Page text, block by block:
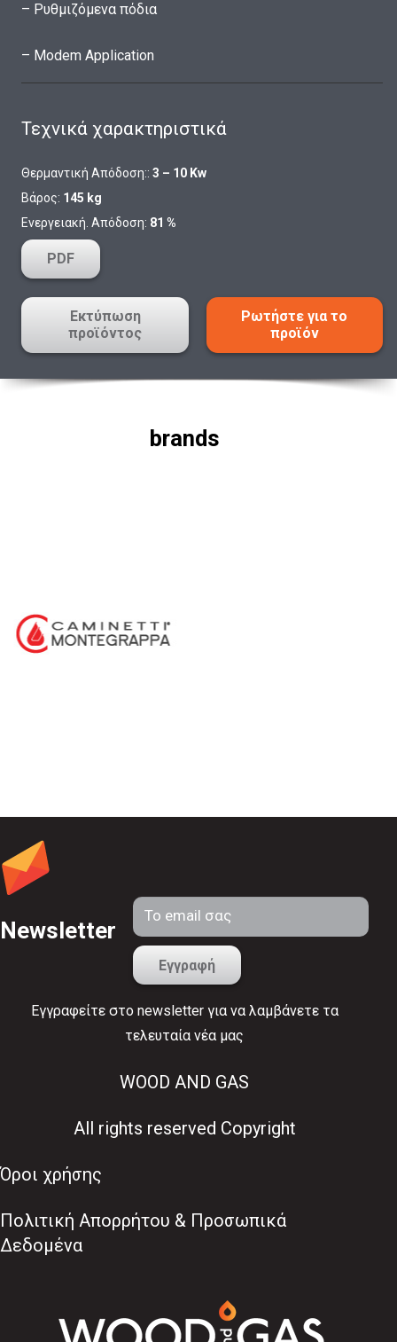
– Ρυθμιζόμενα πόδια
– Modem Application
Τεχνικά χαρακτηριστικά
Θερμαντική Απόδοση:: 3 – 10 Kw
Βάρος: 145 kg
Ενεργειακή. Απόδοση: 81 %
PDF
Εκτύπωση
προϊόντος
Ρωτήστε για το
προϊόν
brands
Newsletter
Εγγραφείτε στο newsletter για να λαμβάνετε τα
τελευταία νέα μας
WOOD AND GAS
All rights reserved Copyright
Όροι χρήσης
Πολιτική Απορρήτου & Προσωπικά
Δεδομένα